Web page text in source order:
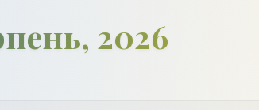
2026